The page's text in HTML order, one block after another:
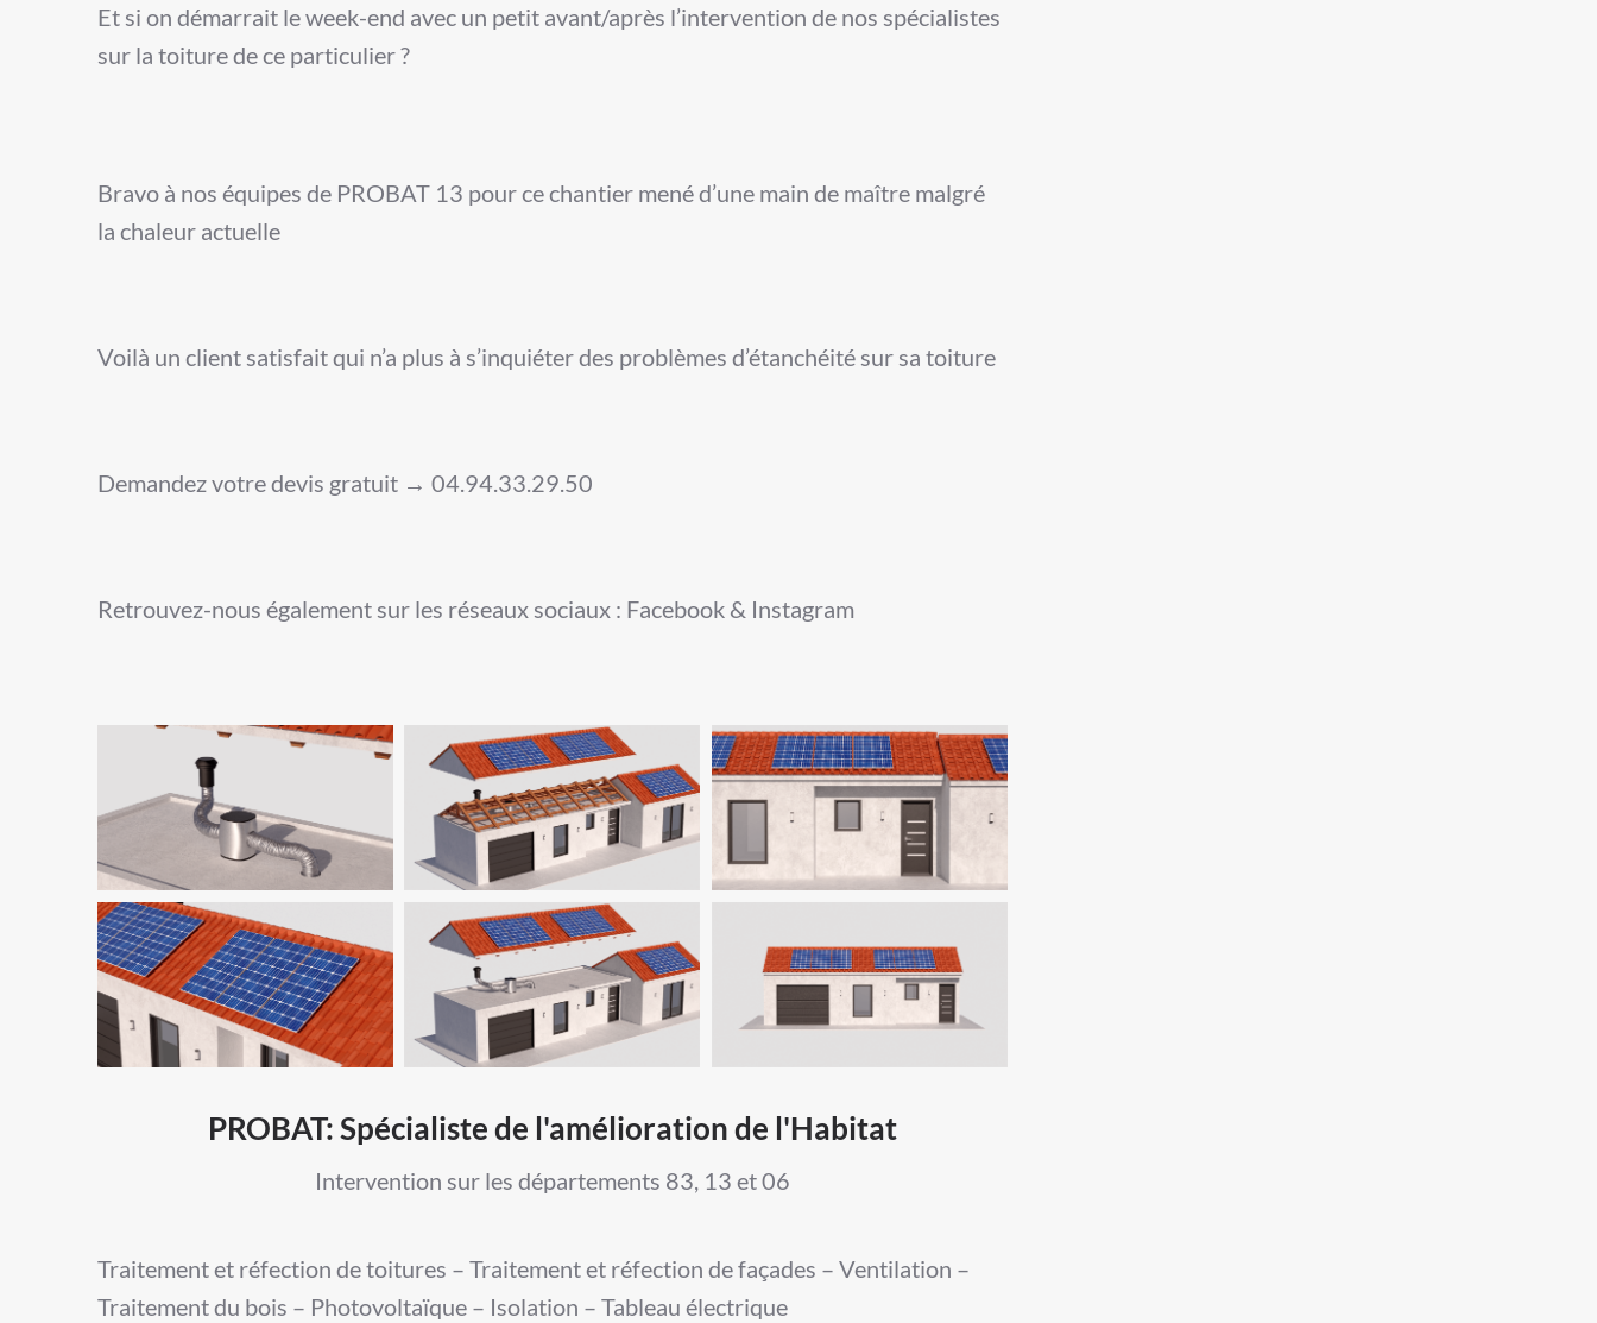
Et si on démarrait le week-end avec un petit avant/après l’intervention de nos spécialistes
sur la toiture de ce particulier ?
Bravo à nos équipes de PROBAT 13 pour ce chantier mené d’une main de maître malgré
la chaleur actuelle
Voilà un client satisfait qui n’a plus à s’inquiéter des problèmes d’étanchéité sur sa toiture
Demandez votre devis gratuit → 04.94.33.29.50
Retrouvez-nous également sur les réseaux sociaux : Facebook & Instagram
PROBAT: Spécialiste de l'amélioration de l'Habitat
Intervention sur les départements 83, 13 et 06
Traitement et réfection de toitures – Traitement et réfection de façades – Ventilation –
Traitement du bois – Photovoltaïque – Isolation – Tableau électrique